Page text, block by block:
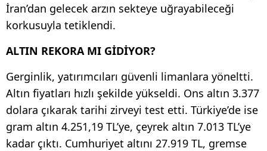
İran’dan gelecek arzın sekteye uğrayabileceği
korkusuyla tetiklendi.
ALTIN REKORA MI GİDİYOR?
Gerginlik, yatırımcıları güvenli limanlara yöneltti.
Altın fiyatları hızlı şekilde yükseldi. Ons altın 3.377
dolara çıkarak tarihi zirveyi test etti. Türkiye’de ise
gram altın 4.251,19 TL’ye, çeyrek altın 7.013 TL’ye
kadar çıktı. Cumhuriyet altını 27.919 TL, gremse